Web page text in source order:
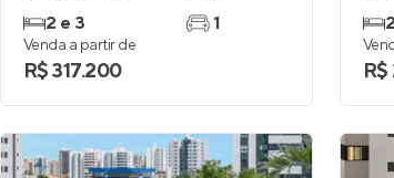
2 e 3
1
Venda a partir de
R$ 317.200
2